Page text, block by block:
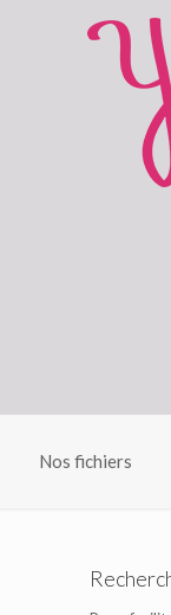
Nos fichiers